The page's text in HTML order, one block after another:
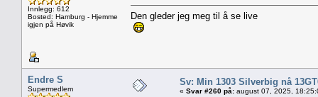
Innlegg: 612
Bosted: Hamburg - Hjemme
igjen på Høvik
Den gleder jeg meg til å se live
Endre S
Supermedlem
Sv: Min 1303 Silverbig nå
« Svar #260 på: august 07, 2025,